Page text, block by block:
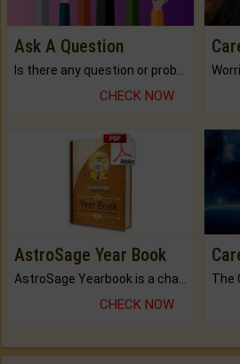
Ask A Question
Is there any question or problem lingering.
CHECK NOW
AstroSage Year Book
AstroSage Yearbook is a channel to fulfill your dreams and destiny.
CHECK NOW